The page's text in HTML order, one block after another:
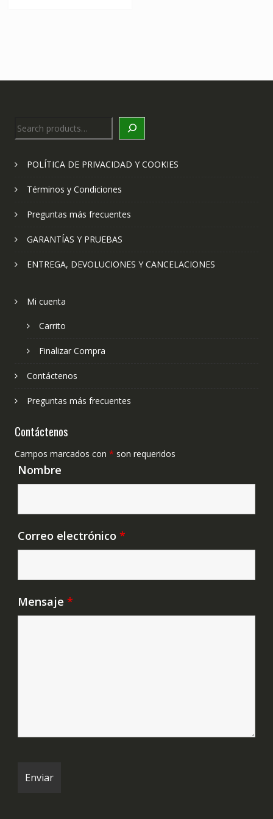
Search
POLÍTICA DE PRIVACIDAD Y COOKIES
Términos y Condiciones
Preguntas más frecuentes
GARANTÍAS Y PRUEBAS
ENTREGA, DEVOLUCIONES Y CANCELACIONES
Mi cuenta
Carrito
Finalizar Compra
Contáctenos
Preguntas más frecuentes
Contáctenos
Campos marcados con * son requeridos
Nombre
Correo electrónico *
Mensaje *